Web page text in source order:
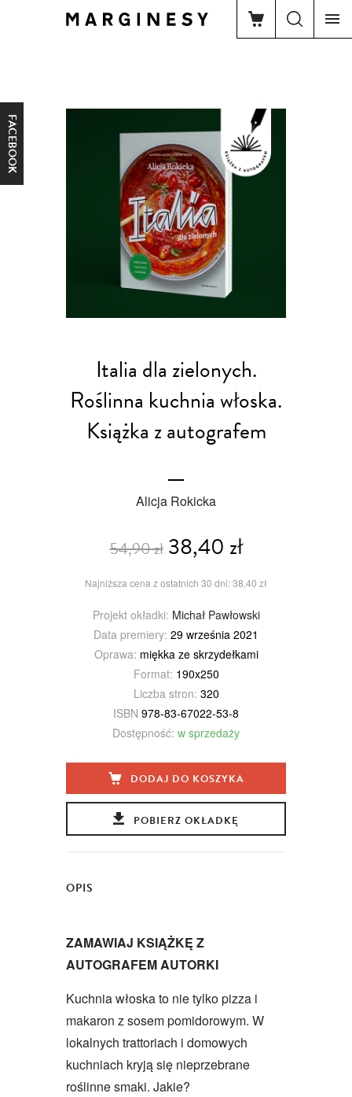
FACEBOOK
Italia dla zielonych.
Roślinna kuchnia włoska.
Książka z autografem
Alicja Rokicka
54,90 zł38,40 zł
Najniższa cena z ostatnich 30 dni: 38,40 zł
Projekt okładki: Michał Pawłowski
Data premiery: 29 września 2021
Oprawa: miękka ze skrzydełkami
Format: 190x250
Liczba stron: 320
ISBN 978-83-67022-53-8
Dostępność: w sprzedaży
DODAJ DO KOSZYKA
POBIERZ OKŁADKĘ
OPIS
ZAMAWIAJ KSIĄŻKĘ Z
AUTOGRAFEM AUTORKI
Kuchnia włoska to nie tylko pizza i
makaron z sosem pomidorowym. W
lokalnych trattoriach i domowych
kuchniach kryją się nieprzebrane
roślinne smaki. Jakie?